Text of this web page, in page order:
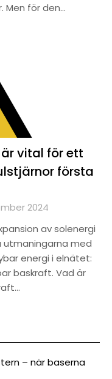
Men för den…
vital för ett
första
2024
av solenergi
utmaningarna med
energi i elnätet:
baskraft. Vad är
– när baserna